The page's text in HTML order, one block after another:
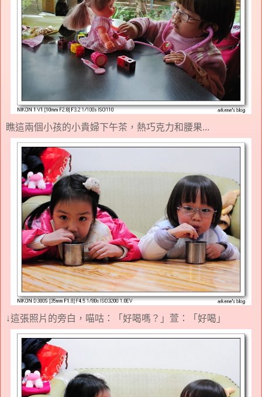
瞧這兩個小孩的小貴婦下午茶，熱巧克力和腰果...
↓這張照片的旁白，喵咕：「好喝嗎？」萱：「好喝」